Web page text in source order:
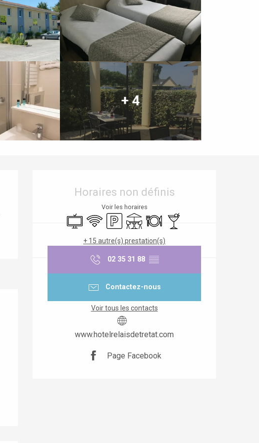
+ 4
Horaires non définis
Voir les horaires
Télévision
WiFi ParkingTerrasseRestaurantBar / Buvette
+ 15 autre(s) prestation(s)
02 35 31 88 ▒▒
Contactez-nous
Voir tous les contacts
www.hotelrelaisdetretat.com
Page Facebook